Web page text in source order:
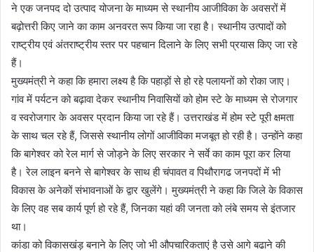
ने एक जनपद दो उत्पाद योजना के माध्यम से स्थानीय आजीविका के अवसरों में
बढ़ोत्तरी किए जाने का काम अनवरत रूप किया जा रहा है। स्थानीय उत्पादों को
राष्ट्रीय एवं अंतराष्ट्रीय स्तर पर पहचान दिलाने के लिए सभी प्रयास किए जा रहे
हैं।
मुख्यमंत्री ने कहा कि हमारा लक्ष्य है कि पहाड़ों से हो रहे पलायनों को रोका जाए।
गांव में पर्यटन को बढ़ावा देकर स्थानीय निवासियों को होम स्टे के माध्यम से रोजगार
व स्वरोजगार के अवसर प्रदान किया जा रहे हैं। उत्तराखंड में होम स्टे पूरी क्षमता
के साथ चल रहे हैं, जिससे स्थानीय लोगों आजीविका मजबूत हो रही है। उन्होंने कहा
कि बागेश्वर को रेल मार्ग से जोड़ने के लिए सरकार ने सर्वे का काम पूरा कर लिया
है। रेल लाइन बनने से बागेश्वर के साथ ही चंपावत व पिथौरागढ जनपदों में भी
विकास के अनेकों संभावनाओं के द्वार खुलेंगे। मुख्यमंत्री ने कहा कि जिले के विकास
के लिए वह सब कार्य पूर्ण हो रहे हैं, जिनका यहां की जनता को लंबे समय से इंतजार
था।
कांडा को विकासखंड़ बनाने के लिए जो भी औपचारिकताएं है उसे आगे बढाने की